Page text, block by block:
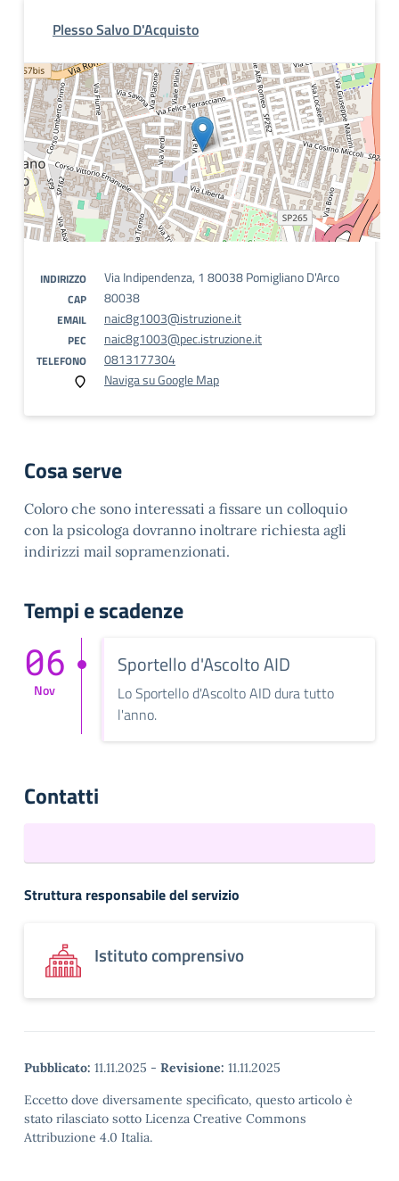
Plesso Salvo D'Acquisto
INDIRIZZO Via Indipendenza, 1 80038 Pomigliano D'Arco
CAP 80038
EMAIL naic8g1003@istruzione.it
PEC naic8g1003@pec.istruzione.it
TELEFONO
0813177304
Naviga su Google Map
Cosa serve
Coloro che sono interessati a fissare un colloquio
con la psicologa dovranno inoltrare richiesta agli
indirizzi mail sopramenzionati.
Tempi e scadenze
06
Nov
Sportello d'Ascolto AID
Lo Sportello d'Ascolto AID dura tutto
l'anno.
Contatti
Struttura responsabile del servizio
Istituto comprensivo
Pubblicato: 11.11.2025 - Revisione: 11.11.2025
Eccetto dove diversamente specificato, questo articolo è
stato rilasciato sotto Licenza Creative Commons
Attribuzione 4.0 Italia.